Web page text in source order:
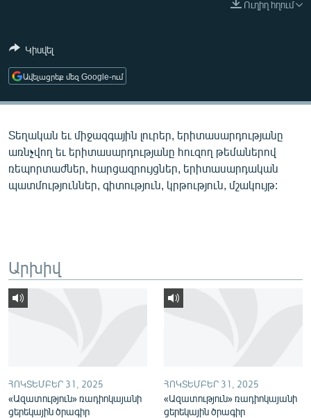
ՄԵԿՆԱԲԱՆՈՒԹՅՈՒՆ
ԿՈՐՈՆԱՎԻՐՈՒՍ
ԱՐԽԻՎ
ՏԵՍԱՆՅՈՒԹԵՐ
ՓՈԴՔԱՍԹ
Հայերեն
ՀԵՏԵՎԵՔ ՄԵԶ
Ուղիղ հղում
Կիսվել
Ավելացրեք մեզ Google-ում
Տեղական եւ միջազգային լուրեր, երիտասարդությանը
առնչվող եւ երիտասարդությանը հուզող թեմաներով
ռեպորտաժներ, հարցազրույցներ, երիտասարդական
պատմություններ, գիտություն, կրթություն, մշակույթ:
Արխիվ
ՀՈԿՏԵՄԲԵՐ 31, 2025
«Ազատություն» ռադիոկայանի
ցերեկային ծրագիր
ՀՈԿՏԵՄԲԵՐ 31, 2025
«Ազատություն» ռադիոկայանի
ցերեկային ծրագիր